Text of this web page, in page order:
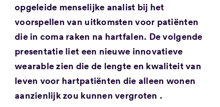
opgeleide menselijke analist bij het
voorspellen van uitkomsten voor patiënten
die in coma raken na hartfalen. De volgende
presentatie liet een nieuwe innovatieve
wearable zien die de lengte en kwaliteit van
leven voor hartpatiënten die alleen wonen
aanzienlijk zou kunnen vergroten .